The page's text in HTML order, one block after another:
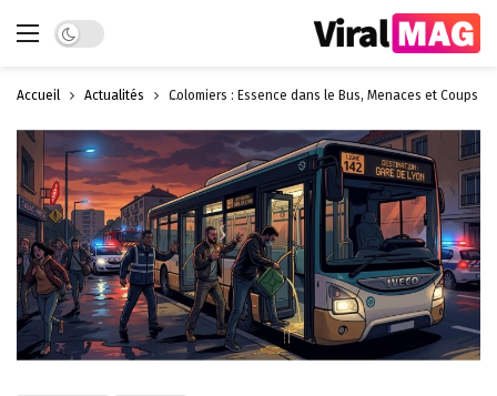
Dark mode
Accueil Actualités Colomiers : Essence dans le Bus, Menaces et Coups